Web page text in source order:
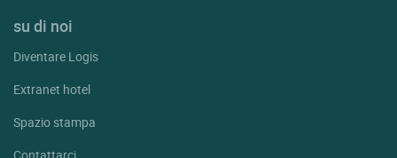
su di noi
Diventare Logis
Extranet hotel
Spazio stampa